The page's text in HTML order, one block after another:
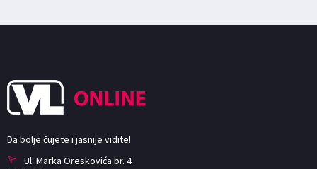
Da bolje čujete i jasnije vidite!
Ul. Marka Oreskovića br. 4